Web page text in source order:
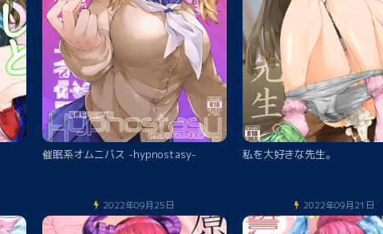
催眠系オムニバス -hypnostasy- 私を大好きな先生。
2022年09月25日 2022年09月21日